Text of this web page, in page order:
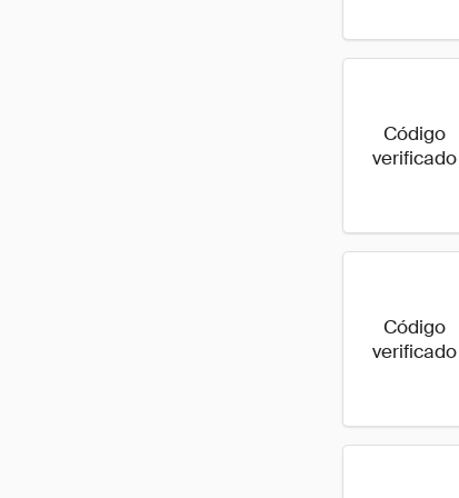
Código
verificado
Código
verificado